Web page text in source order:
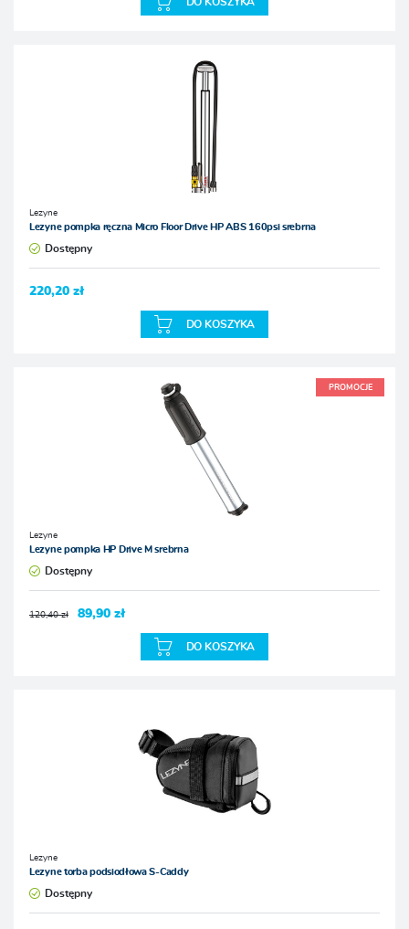
Lezyne
Lezyne pompka ręczna Micro Floor Drive HP ABS 160psi srebrna
Dostępny
220,20 zł
DO KOSZYKA
PROMOCJE
Lezyne
Lezyne pompka HP Drive M srebrna
Dostępny
120,40 zł 89,90 zł
DO KOSZYKA
Lezyne
Lezyne torba podsiodłowa S-Caddy
Dostępny